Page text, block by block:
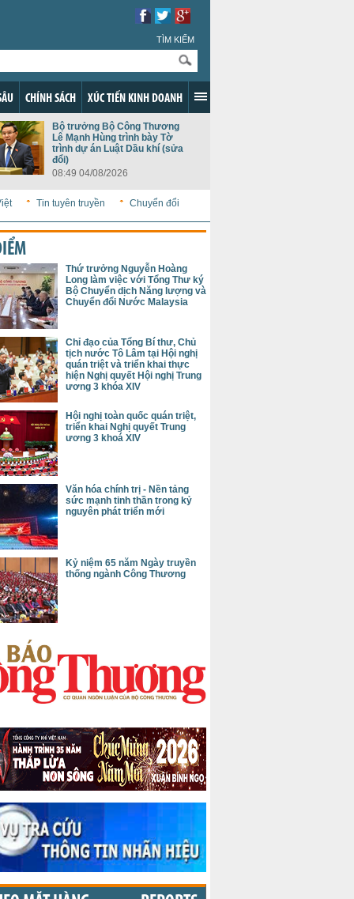
TÌM KIẾM
CHÍNH SÁCH XÚC TIẾN KINH DOANH
Bộ trưởng Bộ Công Thương
Lê Mạnh Hùng trình bày Tờ
trình dự án Luật Dầu khí (sửa
đổi)
08:49 04/08/2026
Tin tuyên truyền
Chuyển đổi
Thứ trưởng Nguyễn Hoàng
Long làm việc với Tổng Thư ký
Bộ Chuyển dịch Năng lượng và
Chuyển đổi Nước Malaysia
Chỉ đạo của Tổng Bí thư, Chủ
tịch nước Tô Lâm tại Hội nghị
quán triệt và triển khai thực
hiện Nghị quyết Hội nghị Trung
ương 3 khóa XIV
Hội nghị toàn quốc quán triệt,
triển khai Nghị quyết Trung
ương 3 khoá XIV
Văn hóa chính trị - Nền tảng
sức mạnh tinh thần trong kỷ
nguyên phát triển mới
Kỷ niệm 65 năm Ngày truyền
thống ngành Công Thương